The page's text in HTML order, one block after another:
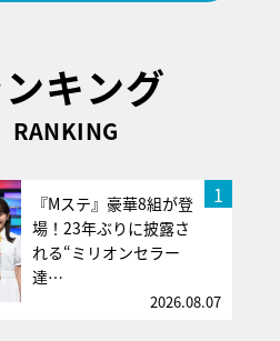
キング
RANKING
1
『Mステ』豪華8組が登
場！23年ぶりに披露さ
れる“ミリオンセラー
達…
2026.08.07